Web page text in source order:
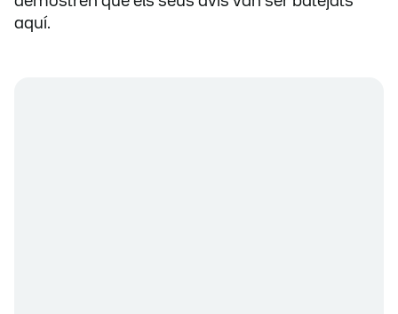
aquí.